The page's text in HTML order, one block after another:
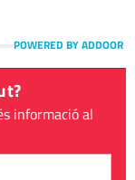
POWERED BY ADDOOR
informació al